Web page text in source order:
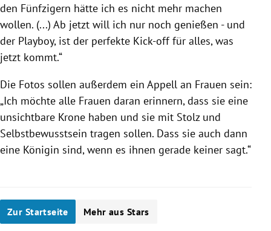
den Fünfzigern hätte ich es nicht mehr machen
wollen. (...) Ab jetzt will ich nur noch genießen - und
der Playboy, ist der perfekte Kick-off für alles, was
jetzt kommt.“
Die Fotos sollen außerdem ein Appell an Frauen sein:
„Ich möchte alle Frauen daran erinnern, dass sie eine
unsichtbare Krone haben und sie mit Stolz und
Selbstbewusstsein tragen sollen. Dass sie auch dann
eine Königin sind, wenn es ihnen gerade keiner sagt.“
Zur Startseite Mehr aus Stars